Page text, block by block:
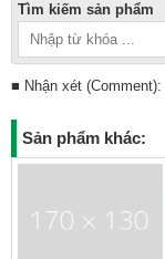
Tìm kiếm sản phẩm
■ Nhận xét (Comment):
Sản phẩm khác: